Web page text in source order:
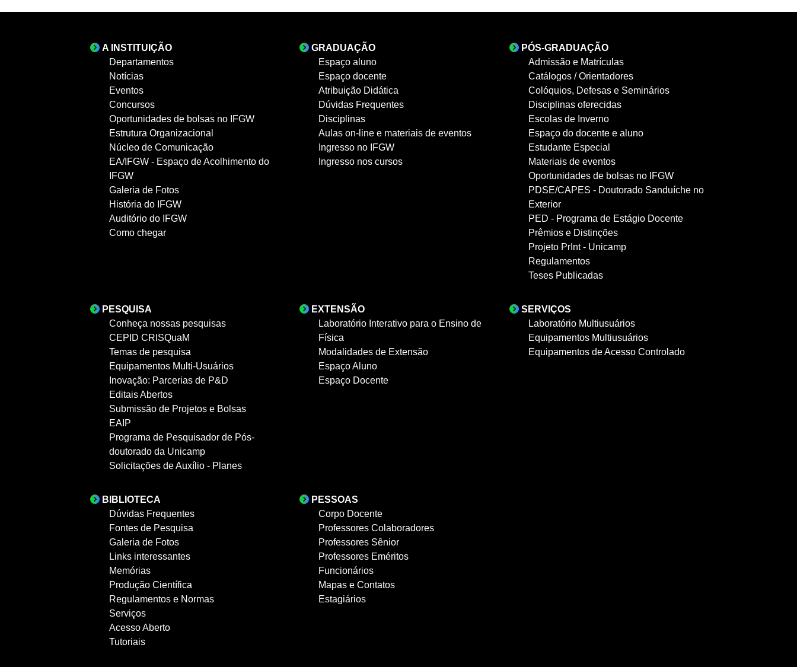
A INSTITUIÇÃO
Departamentos
Notícias
Eventos
Concursos
Oportunidades de bolsas no IFGW
Estrutura Organizacional
Núcleo de Comunicação
EA/IFGW - Espaço de Acolhimento do
IFGW
Galeria de Fotos
História do IFGW
Auditório do IFGW
Como chegar
GRADUAÇÃO
Espaço aluno
Espaço docente
Atribuição Didática
Dúvidas Frequentes
Disciplinas
Aulas on-line e materiais de eventos
Ingresso no IFGW
Ingresso nos cursos
PÓS-GRADUAÇÃO
Admissão e Matrículas
Catálogos / Orientadores
Colóquios, Defesas e Seminários
Disciplinas oferecidas
Escolas de Inverno
Espaço do docente e aluno
Estudante Especial
Materiais de eventos
Oportunidades de bolsas no IFGW
PDSE/CAPES - Doutorado Sanduíche no
Exterior
PED - Programa de Estágio Docente
Prêmios e Distinções
Projeto PrInt - Unicamp
Regulamentos
Teses Publicadas
PESQUISA
Conheça nossas pesquisas
CEPID CRISQuaM
Temas de pesquisa
Equipamentos Multi-Usuários
Inovação: Parcerias de P&D
Editais Abertos
Submissão de Projetos e Bolsas
EAIP
Programa de Pesquisador de Pós-
doutorado da Unicamp
Solicitações de Auxílio - Planes
EXTENSÃO
Laboratório Interativo para o Ensino de
Física
Modalidades de Extensão
Espaço Aluno
Espaço Docente
SERVIÇOS
Laboratório Multiusuários
Equipamentos Multiusuários
Equipamentos de Acesso Controlado
BIBLIOTECA
Dúvidas Frequentes
Fontes de Pesquisa
Galeria de Fotos
Links interessantes
Memórias
Produção Científica
Regulamentos e Normas
Serviços
Acesso Aberto
Tutoriais
PESSOAS
Corpo Docente
Professores Colaboradores
Professores Sênior
Professores Eméritos
Funcionários
Mapas e Contatos
Estagiários